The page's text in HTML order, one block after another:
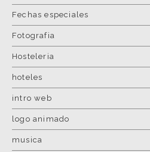
Fechas especiales
Fotografia
Hosteleria
hoteles
intro web
logo animado
musica